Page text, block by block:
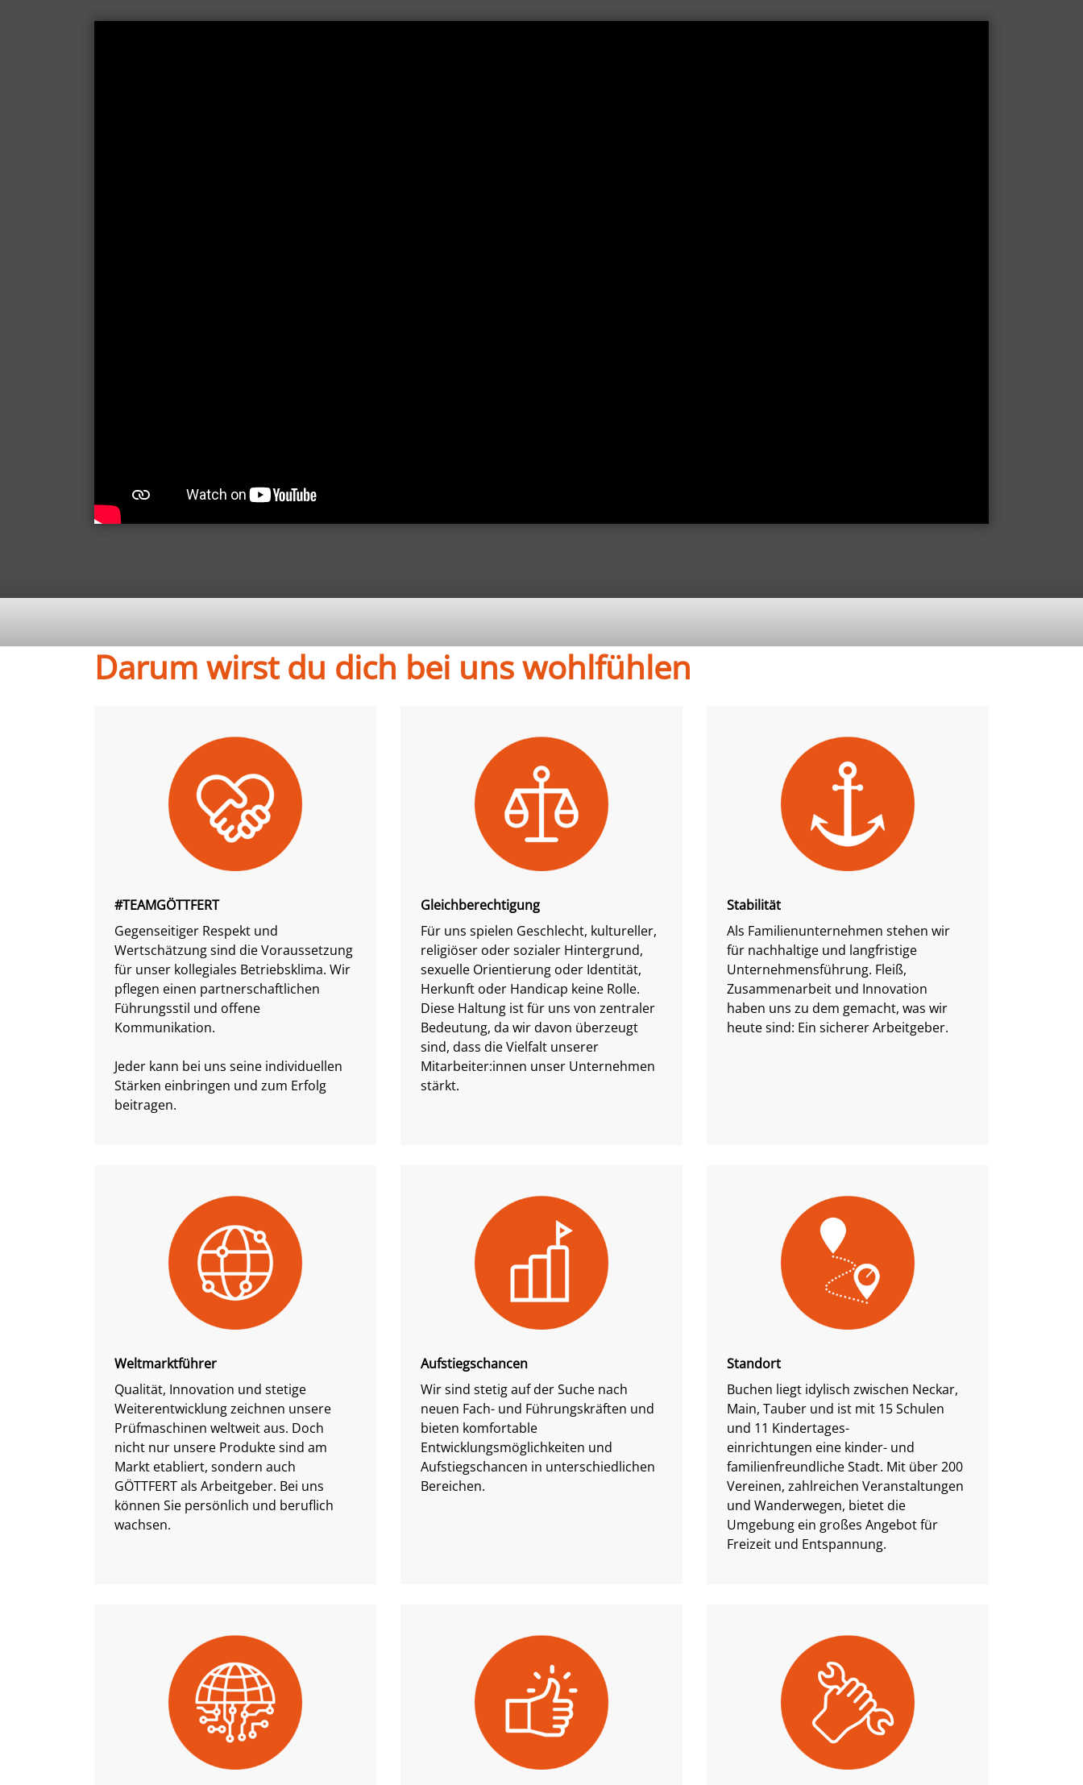
Darum wirst du dich bei uns wohlfühlen
#TEAMGÖTTFERT
Gegenseitiger Respekt und
Wertschätzung sind die Voraussetzung
für unser kollegiales Betriebsklima. Wir
pflegen einen partnerschaftlichen
Führungsstil und offene
Kommunikation.
Jeder kann bei uns seine individuellen
Stärken einbringen und zum Erfolg
beitragen.
Gleichberechtigung
Für uns spielen Geschlecht, kultureller,
religiöser oder sozialer Hintergrund,
sexuelle Orientierung oder Identität,
Herkunft oder Handicap keine Rolle.
Diese Haltung ist für uns von zentraler
Bedeutung, da wir davon überzeugt
sind, dass die Vielfalt unserer
Mitarbeiter:innen unser Unternehmen
stärkt.
Stabilität
Als Familienunternehmen stehen wir
für nachhaltige und langfristige
Unternehmensführung. Fleiß,
Zusammenarbeit und Innovation
haben uns zu dem gemacht, was wir
heute sind: Ein sicherer Arbeitgeber.
Weltmarktführer
Qualität, Innovation und stetige
Weiterentwicklung zeichnen unsere
Prüfmaschinen weltweit aus. Doch
nicht nur unsere Produkte sind am
Markt etabliert, sondern auch
GÖTTFERT als Arbeitgeber. Bei uns
können Sie persönlich und beruflich
wachsen.
Aufstiegschancen
Wir sind stetig auf der Suche nach
neuen Fach- und Führungskräften und
bieten komfortable
Entwicklungsmöglichkeiten und
Aufstiegschancen in unterschiedlichen
Bereichen.
Standort
Buchen liegt idylisch zwischen Neckar,
Main, Tauber und ist mit 15 Schulen
und 11 Kindertages-
einrichtungen eine kinder- und
familienfreundliche Stadt. Mit über 200
Vereinen, zahlreichen Veranstaltungen
und Wanderwegen, bietet die
Umgebung ein großes Angebot für
Freizeit und Entspannung.